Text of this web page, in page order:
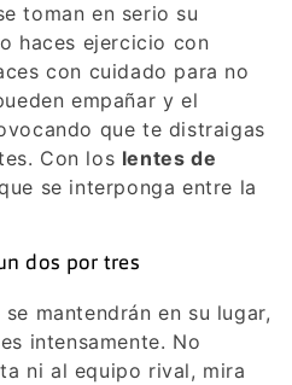
toman en serio su
haces ejercicio con
con cuidado para no
empañar y el
que te distraigas
Con los lentes de
se interponga entre la
dos por tres
se mantendrán en su lugar,
intensamente. No
ni al equipo rival, mira